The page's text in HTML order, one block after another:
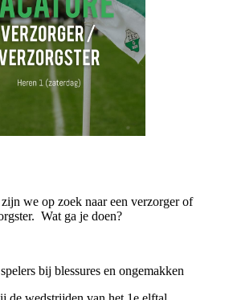
we op zoek naar een verzorger of
Wat ga je doen?
bij blessures en ongemakken